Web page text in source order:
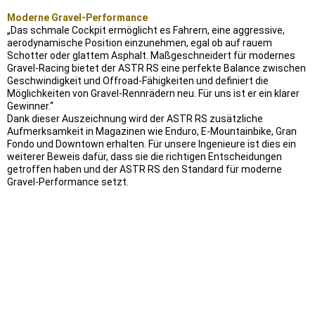
Moderne Gravel-Performance
„Das schmale Cockpit ermöglicht es Fahrern, eine aggressive,
aerodynamische Position einzunehmen, egal ob auf rauem
Schotter oder glattem Asphalt. Maßgeschneidert für modernes
Gravel-Racing bietet der ASTR RS eine perfekte Balance zwischen
Geschwindigkeit und Offroad-Fähigkeiten und definiert die
Möglichkeiten von Gravel-Rennrädern neu. Für uns ist er ein klarer
Gewinner.“
Dank dieser Auszeichnung wird der ASTR RS zusätzliche
Aufmerksamkeit in Magazinen wie Enduro, E-Mountainbike, Gran
Fondo und Downtown erhalten. Für unsere Ingenieure ist dies ein
weiterer Beweis dafür, dass sie die richtigen Entscheidungen
getroffen haben und der ASTR RS den Standard für moderne
Gravel-Performance setzt.